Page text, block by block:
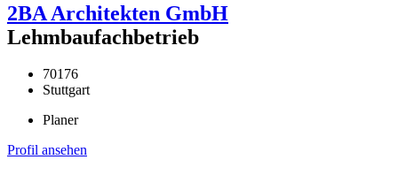
2BA Architekten GmbH
Lehmbaufachbetrieb
70176
Stuttgart
Planer
Profil ansehen